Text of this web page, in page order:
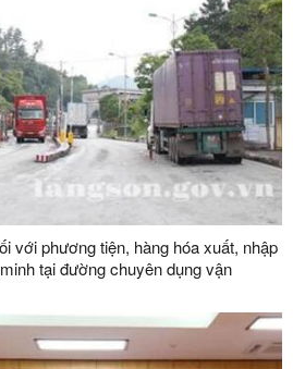
với phương tiện, hàng hóa xuất, nhập
tại đường chuyên dụng vận
khu vực mốc 1088/2-1089 thuộc cặp
(Việt Nam) - Hữu Nghị Quan (Trung